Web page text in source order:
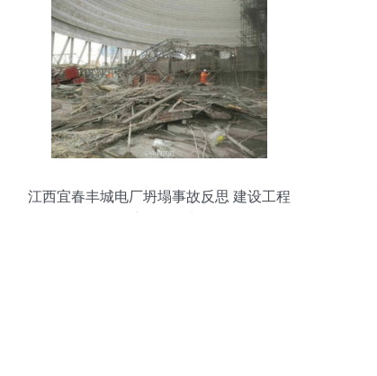
江西宜春丰城电厂坍塌事故反思 建设工程